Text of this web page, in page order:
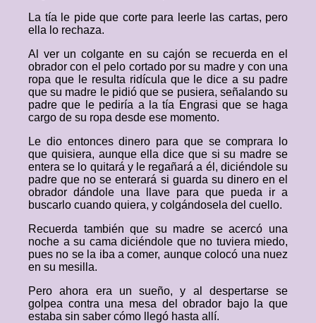
La tía le pide que corte para leerle las cartas, pero
ella lo rechaza.
Al ver un colgante en su cajón se recuerda en el
obrador con el pelo cortado por su madre y con una
ropa que le resulta ridícula que le dice a su padre
que su madre le pidió que se pusiera, señalando su
padre que le pediría a la tía Engrasi que se haga
cargo de su ropa desde ese momento.
Le dio entonces dinero para que se comprara lo
que quisiera, aunque ella dice que si su madre se
entera se lo quitará y le regañará a él, diciéndole su
padre que no se enterará si guarda su dinero en el
obrador dándole una llave para que pueda ir a
buscarlo cuando quiera, y colgándosela del cuello.
Recuerda también que su madre se acercó una
noche a su cama diciéndole que no tuviera miedo,
pues no se la iba a comer, aunque colocó una nuez
en su mesilla.
Pero ahora era un sueño, y al despertarse se
golpea contra una mesa del obrador bajo la que
estaba sin saber cómo llegó hasta allí.